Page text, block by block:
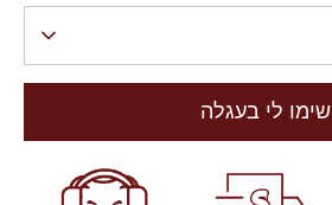
שימו לי בעגלה